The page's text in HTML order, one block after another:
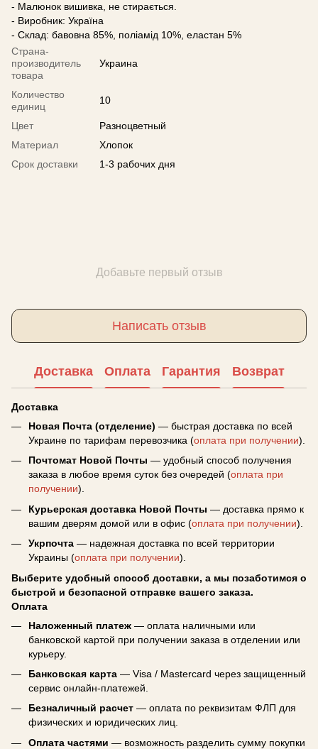
- Малюнок вишивка, не стирається.
- Виробник: Україна
- Склад: бавовна 85%, поліамід 10%, еластан 5%
Страна-
производитель
товара
Украина
Количество
единиц
10
Цвет
Разноцветный
Материал
Хлопок
Срок доставки
1-3 рабочих дня
Добавьте первый отзыв
Написать отзыв
Доставка Оплата Гарантия Возврат
Доставка
Новая Почта (отделение) — быстрая доставка по всей
Украине по тарифам перевозчика (оплата при получении).
Почтомат Новой Почты — удобный способ получения
заказа в любое время суток без очередей (оплата при
получении).
Курьерская доставка Новой Почты — доставка прямо к
вашим дверям домой или в офис (оплата при получении).
Укрпочта — надежная доставка по всей территории
Украины (оплата при получении).
Выберите удобный способ доставки, а мы позаботимся о
быстрой и безопасной отправке вашего заказа.
Оплата
Наложенный платеж — оплата наличными или
банковской картой при получении заказа в отделении или
курьеру.
Банковская карта — Visa / Mastercard через защищенный
сервис онлайн-платежей.
Безналичный расчет — оплата по реквизитам ФЛП для
физических и юридических лиц.
Оплата частями — возможность разделить сумму покупки